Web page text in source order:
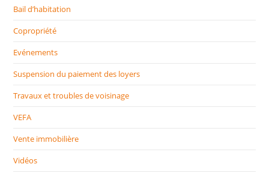
Bail d’habitation
Copropriété
Evénements
Suspension du paiement des loyers
Travaux et troubles de voisinage
VEFA
Vente immobilière
Vidéos